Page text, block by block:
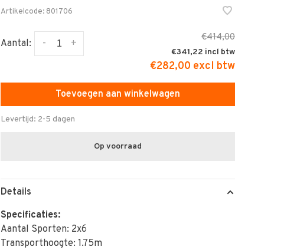
Artikelcode: 801706
Aantal: +
-
€414,00
€341,22
€282,00 excl btw
Toevoegen aan winkelwagen
Levertijd: 2-5 dagen
Op voorraad
Details
Specificaties:
Aantal Sporten: 2x6
Transporthoogte: 1.75m